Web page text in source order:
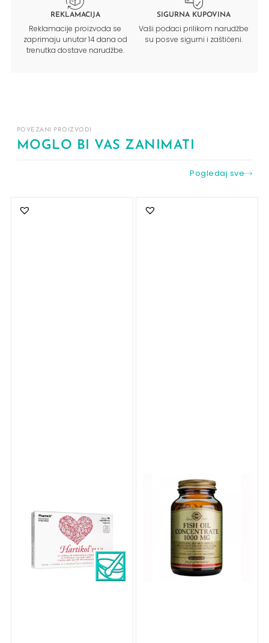
REKLAMACIJA
Reklamacije proizvoda se
zaprimaju unutar 14 dana od
trenutka dostave narudžbe.
SIGURNA KUPOVINA
Vaši podaci prilikom narudžbe
su posve sigurni i zaštićeni.
POVEZANI PROIZVODI
MOGLO BI VAS ZANIMATI
Pogledaj sve